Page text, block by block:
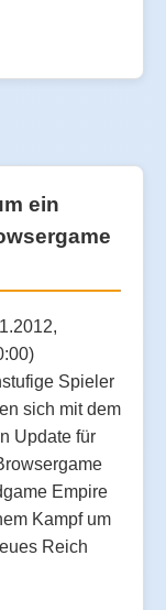
ein
Spieler
sich mit dem
Update für
Empire
Kampf um
Reich